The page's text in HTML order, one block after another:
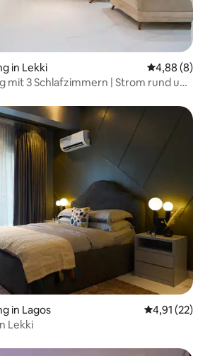
in Lekki
4,88 (8)
mit 3 Schlafzimmern | Strom rund um
in Lagos
4,91 (22)
Lekki